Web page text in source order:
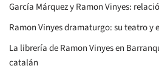
García Márquez y Ramon Vinyes:
Ramon Vinyes dramaturgo: su teatro y
La librería de Ramon Vinyes en
catalán